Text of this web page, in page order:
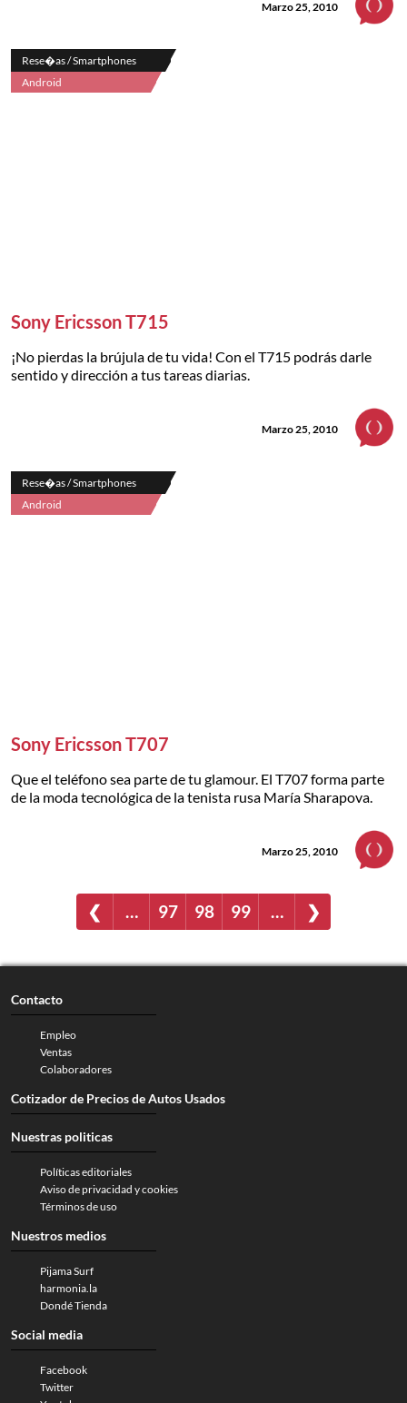
Marzo 25, 2010
Rese�as / Smartphones
Android
Sony Ericsson T715
¡No pierdas la brújula de tu vida! Con el T715 podrás darle
sentido y dirección a tus tareas diarias.
Marzo 25, 2010
Rese�as / Smartphones
Android
Sony Ericsson T707
Que el teléfono sea parte de tu glamour. El T707 forma parte
de la moda tecnológica de la tenista rusa María Sharapova.
Marzo 25, 2010
❮ … 97 98 99 … ❯
Contacto
Empleo
Ventas
Colaboradores
Cotizador de Precios de Autos Usados
Nuestras politicas
Políticas editoriales
Aviso de privacidad y cookies
Términos de uso
Nuestros medios
Pijama Surf
harmonia.la
Dondé Tienda
Social media
Facebook
Twitter